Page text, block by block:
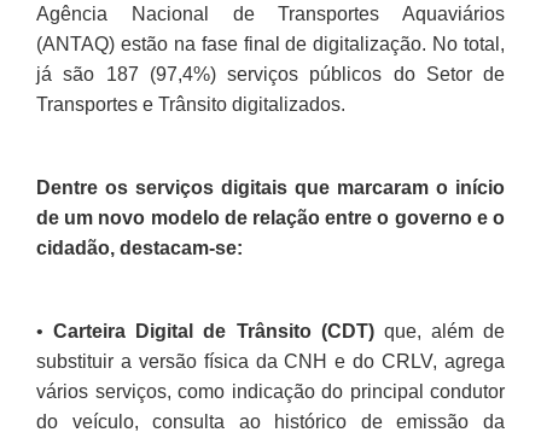
Agência Nacional de Transportes Aquaviários
(ANTAQ) estão na fase final de digitalização. No total,
já são 187 (97,4%) serviços públicos do Setor de
Transportes e Trânsito digitalizados.
Dentre os serviços digitais que marcaram o início
de um novo modelo de relação entre o governo e o
cidadão, destacam-se:
•Carteira Digital de Trânsito (CDT)que, além de
substituir a versão física da CNH e do CRLV, agrega
vários serviços, como indicação do principal condutor
do veículo, consulta ao histórico de emissão da